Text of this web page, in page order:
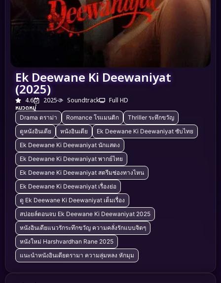
Ek Deewane Ki Deewaniyat
(2025)
4.6 2025 Soundtrack
Full HD
หมวดหมู่
Drama ดราม่า Romance โรแมนติก
Thriller ระทึกขวัญ
ดูหนังอินเดีย
หนังอินเดีย
Ek Deewane Ki Deewaniyat ซับไทย
Ek Deewane Ki Deewaniyat นักแสดง
Ek Deewane Ki Deewaniyat พากย์ไทย
Ek Deewane Ki Deewaniyat สตรีมช่องทางไหน
Ek Deewane Ki Deewaniyat เรื่องย่อ
ดู Ek Deewane Ki Deewaniyat เต็มเรื่อง
สปอยล์ตอนจบ Ek Deewane Ki Deewaniyat 2025
หนังอินเดียแนวรักระทึกขวัญ ความคลั่งรักแบบจิตๆ
หนังใหม่ Harshvardhan Rane 2025
แนะนำหนังอินเดียดรามา ความลุ่มหลง หักมุม